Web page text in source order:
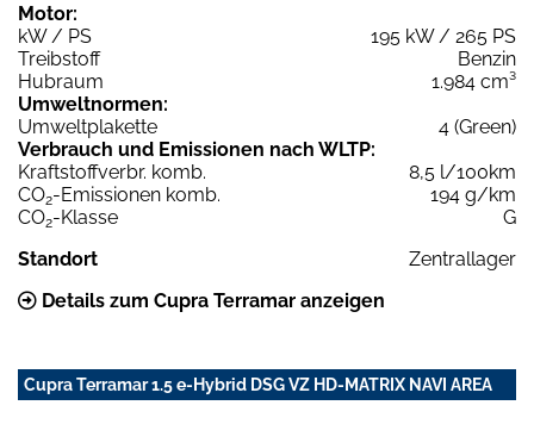
Motor:
kW / PS
195 kW / 265 PS
Treibstoff
Benzin
Hubraum
1.984 cm³
Umweltnormen:
Umweltplakette
4 (Green)
Verbrauch und Emissionen nach WLTP:
Kraftstoffverbr. komb.
8,5 l/100km
CO2-Emissionen komb.
194 g/km
CO2-Klasse
G
Standort
Zentrallager
Details zum Cupra Terramar anzeigen
Cupra Terramar 1.5 e-Hybrid DSG VZ HD-MATRIX NAVI AREA